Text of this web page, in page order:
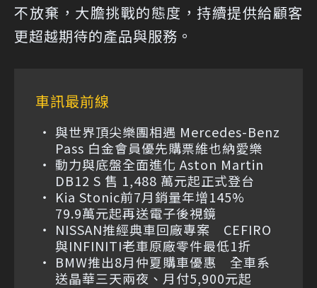
不放棄，大膽挑戰的態度，持續提供給顧客
更超越期待的產品與服務。
車訊最前線
與世界頂尖樂團相遇 Mercedes-Benz
Pass 白金會員優先購票維也納愛樂
動力與底盤全面進化 Aston Martin
DB12 S 售 1,488 萬元起正式登台
Kia Stonic前7月銷量年增145%
79.9萬元起再送電子後視鏡
NISSAN推經典車回廠專案 CEFIRO
與INFINITI老車原廠零件最低1折
BMW推出8月仲夏購車優惠 全車系
送晶華三天兩夜、月付5,900元起